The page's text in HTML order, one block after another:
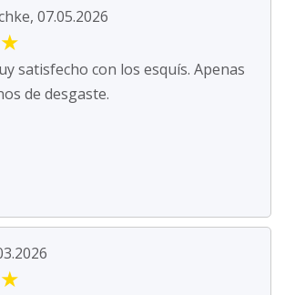
07.05.2026
★
satisfecho con los esquís. Apenas
de desgaste.
★